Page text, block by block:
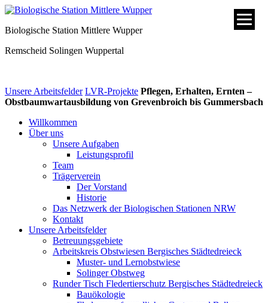
Biologische Station Mittlere Wupper
Remscheid Solingen Wuppertal
Unsere Arbeitsfelder LVR-Projekte Pflegen, Erhalten, Ernten –
Obstbaumwartausbildung von Grevenbroich bis Gummersbach
Willkommen
Über uns
Unsere Aufgaben
Leistungsprofil
Team
Trägerverein
Der Vorstand
Historie
Das Netzwerk der Biologischen Stationen NRW
Kontakt
Unsere Arbeitsfelder
Betreuungsgebiete
Arbeitskreis Obstwiesen Bergisches Städtedreieck
Muster- und Lernobstwiese
Solinger Obstweg
Runder Tisch Fledertierschutz Bergisches Städtedreieck
Bauökologie